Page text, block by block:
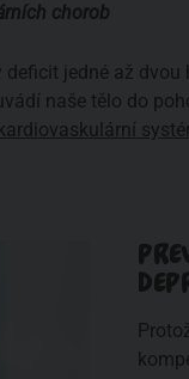
chorob
jedné až
naše tělo do